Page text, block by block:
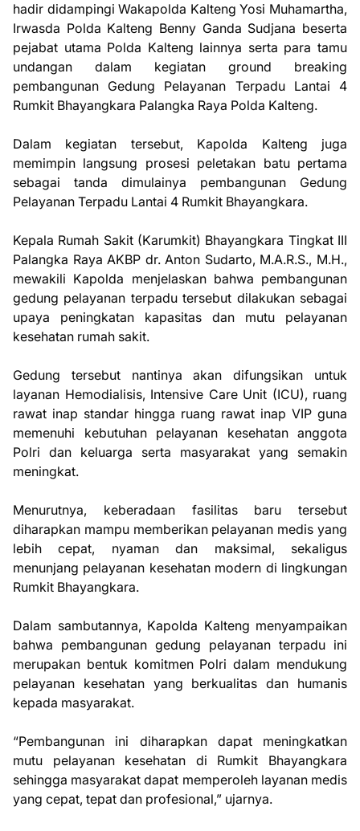
hadir didampingi Wakapolda Kalteng Yosi Muhamartha,
Irwasda Polda Kalteng Benny Ganda Sudjana beserta
pejabat utama Polda Kalteng lainnya serta para tamu
undangan dalam kegiatan ground breaking
pembangunan Gedung Pelayanan Terpadu Lantai 4
Rumkit Bhayangkara Palangka Raya Polda Kalteng.
Dalam kegiatan tersebut, Kapolda Kalteng juga
memimpin langsung prosesi peletakan batu pertama
sebagai tanda dimulainya pembangunan Gedung
Pelayanan Terpadu Lantai 4 Rumkit Bhayangkara.
Kepala Rumah Sakit (Karumkit) Bhayangkara Tingkat III
Palangka Raya AKBP dr. Anton Sudarto, M.A.R.S., M.H.,
mewakili Kapolda menjelaskan bahwa pembangunan
gedung pelayanan terpadu tersebut dilakukan sebagai
upaya peningkatan kapasitas dan mutu pelayanan
kesehatan rumah sakit.
Gedung tersebut nantinya akan difungsikan untuk
layanan Hemodialisis, Intensive Care Unit (ICU), ruang
rawat inap standar hingga ruang rawat inap VIP guna
memenuhi kebutuhan pelayanan kesehatan anggota
Polri dan keluarga serta masyarakat yang semakin
meningkat.
Menurutnya, keberadaan fasilitas baru tersebut
diharapkan mampu memberikan pelayanan medis yang
lebih cepat, nyaman dan maksimal, sekaligus
menunjang pelayanan kesehatan modern di lingkungan
Rumkit Bhayangkara.
Dalam sambutannya, Kapolda Kalteng menyampaikan
bahwa pembangunan gedung pelayanan terpadu ini
merupakan bentuk komitmen Polri dalam mendukung
pelayanan kesehatan yang berkualitas dan humanis
kepada masyarakat.
“Pembangunan ini diharapkan dapat meningkatkan
mutu pelayanan kesehatan di Rumkit Bhayangkara
sehingga masyarakat dapat memperoleh layanan medis
yang cepat, tepat dan profesional,” ujarnya.